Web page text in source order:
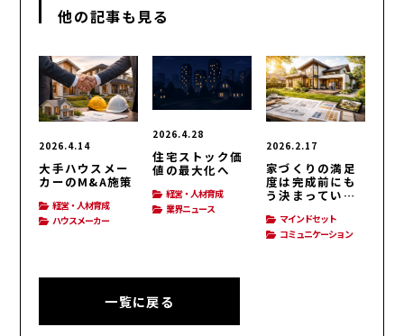
他の記事も見る
2026.4.14
大手ハウスメー
カーのM&A施策
経営・人材育成
ハウスメーカー
2026.4.28
住宅ストック価
値の最大化へ
経営・人材育成
業界ニュース
2026.2.17
家づくりの満足
度は完成前にも
う決まってい
マインドセット
コミュニケーション
一覧に戻る